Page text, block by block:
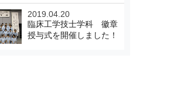
2019.04.20
臨床工学技士学科 徽章
授与式を開催しました！